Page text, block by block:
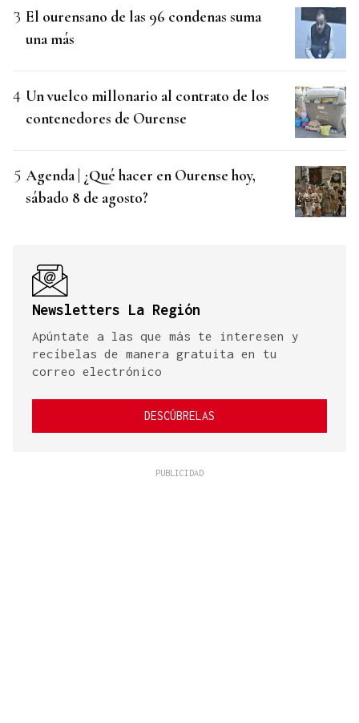
El ourensano de las 96 condenas suma
una más
Un vuelco millonario al contrato de los
contenedores de Ourense
Agenda | ¿Qué hacer en Ourense hoy,
sábado 8 de agosto?
Newsletters La Región
Apúntate a las que más te interesen y
recíbelas de manera gratuita en tu
correo electrónico
DESCÚBRELAS